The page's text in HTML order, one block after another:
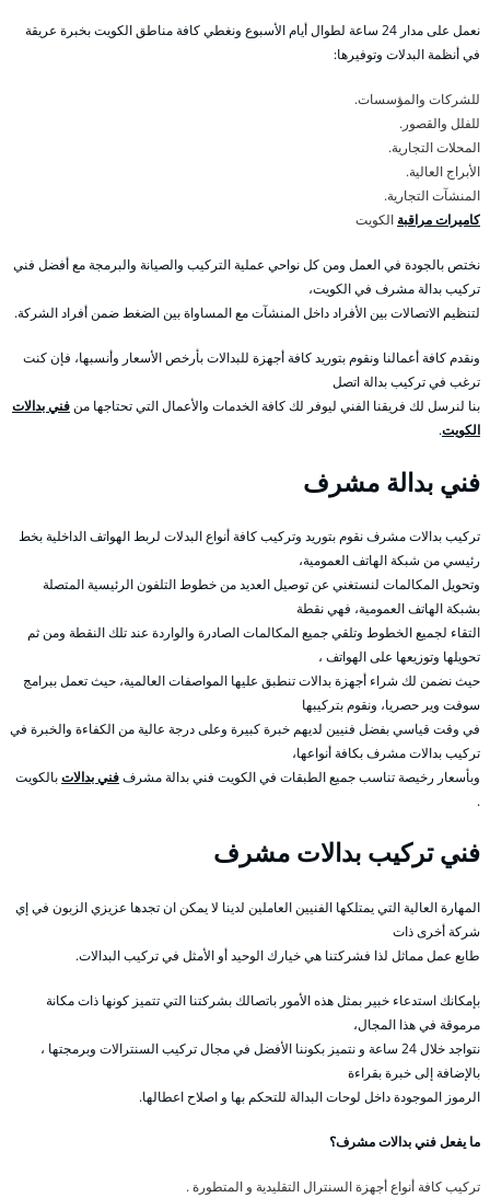
نعمل على مدار 24 ساعة لطوال أيام الأسبوع ونغطي كافة مناطق الكويت بخبرة عريقة
في أنظمة البدلات وتوفيرها:
للشركات والمؤسسات.
للفلل والقصور.
المحلات التجارية.
الأبراج العالية.
المنشآت التجارية.
كاميرات مراقبة الكويت
نختص بالجودة في العمل ومن كل نواحي عملية التركيب والصيانة والبرمجة مع أفضل فني
تركيب بدالة مشرف في الكويت،
لتنظيم الاتصالات بين الأفراد داخل المنشآت مع المساواة بين الضغط ضمن أفراد الشركة.
ونقدم كافة أعمالنا ونقوم بتوريد كافة أجهزة للبدالات بأرخص الأسعار وأنسبها، فإن كنت
ترغب في تركيب بدالة اتصل
بنا لنرسل لك فريقنا الفني ليوفر لك كافة الخدمات والأعمال التي تحتاجها منفني بدالات
الكويت.
فني بدالة مشرف
تركيب بدالات مشرف نقوم بتوريد وتركيب كافة أنواع البدلات لربط الهواتف الداخلية بخط
رئيسي من شبكة الهاتف العمومية،
وتحويل المكالمات لنستغني عن توصيل العديد من خطوط التلفون الرئيسية المتصلة
بشبكة الهاتف العمومية، فهي نقطة
التقاء لجميع الخطوط وتلقي جميع المكالمات الصادرة والواردة عند تلك النقطة ومن ثم
تحويلها وتوزيعها على الهواتف ،
حيث نضمن لك شراء أجهزة بدالات تنطبق عليها المواصفات العالمية، حيث تعمل ببرامج
سوفت وير حصريا، ونقوم بتركيبها
في وقت قياسي بفضل فنيين لديهم خبرة كبيرة وعلى درجة عالية من الكفاءة والخبرة في
تركيب بدالات مشرف بكافة أنواعها،
وبأسعار رخيصة تناسب جميع الطبقات في الكويت فني بدالة مشرففني بدالاتبالكويت
.
فني تركيب بدالات مشرف
المهارة العالية التي يمتلكها الفنيين العاملين لدينا لا يمكن ان تجدها عزيزي الزبون في إي
شركة أخرى ذات
طابع عمل مماثل لذا فشركتنا هي خيارك الوحيد أو الأمثل في تركيب البدالات.
بإمكانك استدعاء خبير بمثل هذه الأمور باتصالك بشركتنا التي تتميز كونها ذات مكانة
مرموقة في هذا المجال،
نتواجد خلال 24 ساعة و نتميز بكوننا الأفضل في مجال تركيب السنترالات وبرمجتها ،
بالإضافة إلى خبرة بقراءة
الرموز الموجودة داخل لوحات البدالة للتحكم بها و اصلاح اعطالها.
ما يفعل فني بدالات مشرف؟
تركيب كافة أنواع أجهزة السنترال التقليدية و المتطورة .